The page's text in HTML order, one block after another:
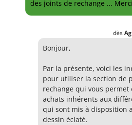
des joints de rechange ...
dès
Bonjour,
Par la présente, voici les
pour utiliser la section de
rechange qui vous permet
achats inhérents aux
qui sont mis à disposition
dessin éclaté.